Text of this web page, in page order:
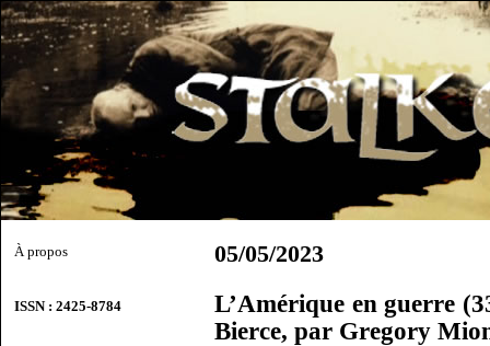
À propos
ISSN : 2425-8784
05/05/2023
L’Amérique en guerre
Bierce, par Gregory